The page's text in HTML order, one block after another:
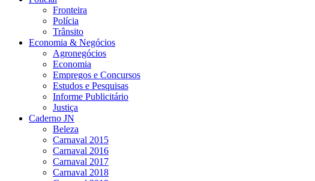
Fronteira
Polícia
Trânsito
Economia & Negócios
Agronegócios
Economia
Empregos e Concursos
Estudos e Pesquisas
Informe Publicitário
Justiça
Caderno JN
Beleza
Carnaval 2015
Carnaval 2016
Carnaval 2017
Carnaval 2018